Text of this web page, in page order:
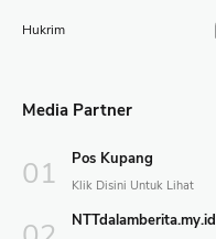
Hukrim
Media Partner
Pos Kupang
NTTdalamberita.my.id